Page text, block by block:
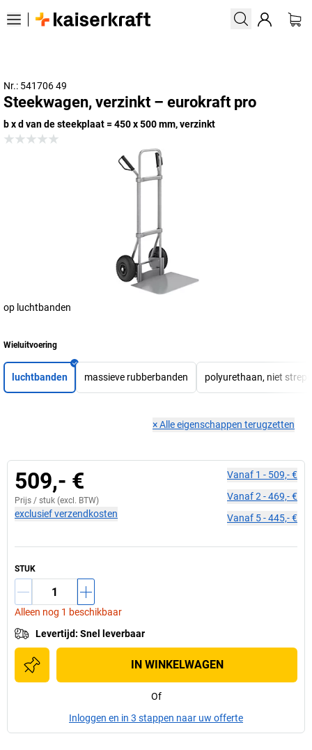
Nr.: 541706 49
Steekwagen, verzinkt – eurokraft pro
b x d van de steekplaat = 450 x 500 mm, verzinkt
op luchtbanden
Wieluitvoering
luchtbanden massieve rubberbanden polyurethaan, niet
×Alle eigenschappen terugzetten
509,- €
Prijs / stuk (excl. BTW)
exclusief verzendkosten
Vanaf 1 - 509,- €
Vanaf2 -469,- €
Vanaf 5-445,- €
STUK
Alleen nog 1 beschikbaar
Levertijd: Snel leverbaar
IN WINKELWAGEN
Of
Inloggen en in 3 stappen naar uw offerte